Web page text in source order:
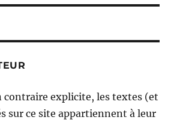
contraire explicite, les textes (et
sur ce site appartiennent à leur